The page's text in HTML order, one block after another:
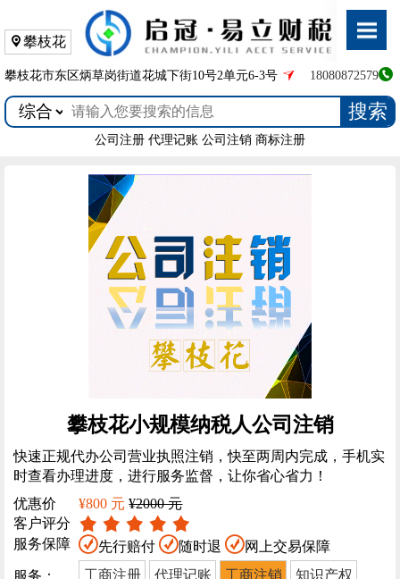
攀枝花
攀枝花市东区炳草岗街道花城下街10号2单元6-3号 18080872579
搜索
公司注册 代理记账 公司注销 商标注册
攀枝花小规模纳税人公司注销
快速正规代办公司营业执照注销，快至两周内完成，手机实
时查看办理进度，进行服务监督，让你省心省力！
优惠价
¥800 元 ¥2000 元
客户评分
服务保障
先行赔付 随时退
网上交易保障
服务：
工商注册 代理记账 工商注销 知识产权